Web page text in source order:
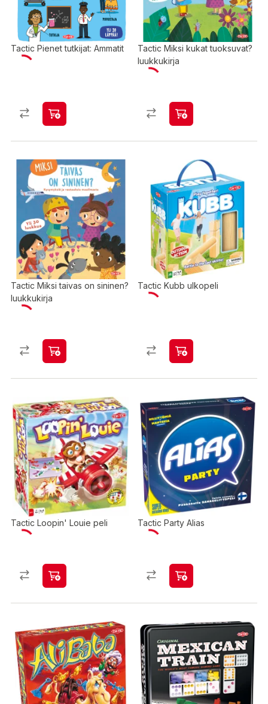
Tactic Pienet tutkijat: Ammatit
Tactic Miksi kukat tuoksuvat?
luukkukirja
Tactic Miksi taivas on sininen?
luukkukirja
Tactic Kubb ulkopeli
Tactic Loopin' Louie peli Tactic Party Alias